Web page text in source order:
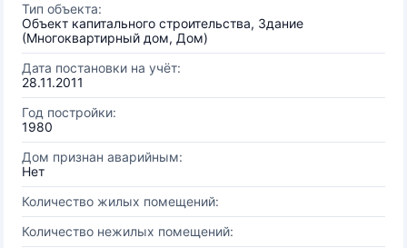
Тип объекта:
Объект капитального строительства, Здание
(Многоквартирный дом, Дом)
Дата постановки на учёт:
28.11.2011
Год постройки:
1980
Дом признан аварийным:
Нет
Количество жилых помещений:
Количество нежилых помещений: